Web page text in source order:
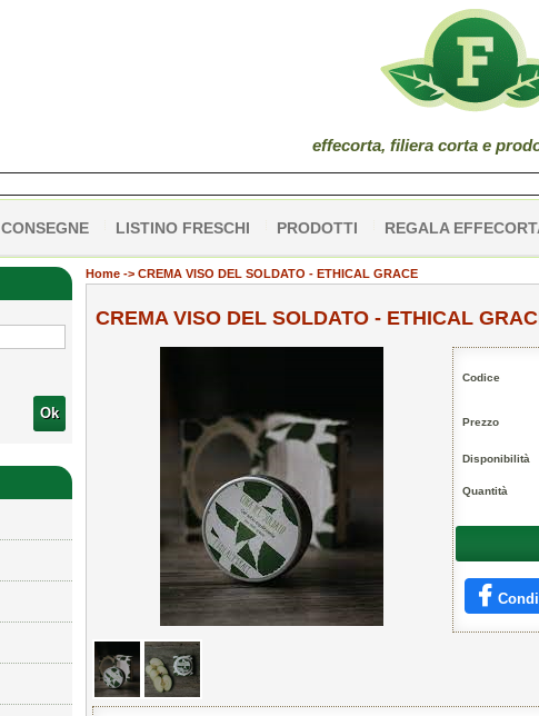
effecorta, filiera corta e
CONSEGNE LISTINO FRESCHI PRODOTTI REGALA
Ok
Home-> CREMA VISO DEL SOLDATO - ETHICAL GRACE
CREMA VISO DEL SOLDATO - ETHICAL
Codice
Prezzo
Disponibilità
Quantità